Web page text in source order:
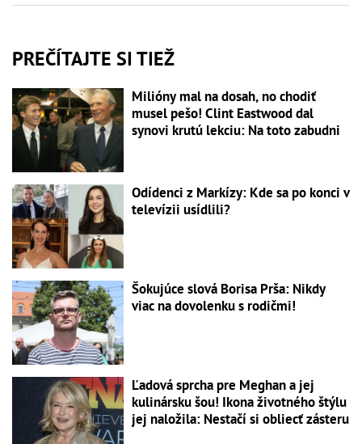
PREČÍTAJTE SI TIEŽ
Milióny mal na dosah, no chodiť
musel pešo! Clint Eastwood dal
synovi krutú lekciu: Na toto zabudni
Odídenci z Markízy: Kde sa po konci v
televízii usídlili?
Šokujúce slová Borisa Prša: Nikdy
viac na dovolenku s rodičmi!
Ľadová sprcha pre Meghan a jej
kulinársku šou! Ikona životného štýlu
jej naložila: Nestačí si obliecť zásteru